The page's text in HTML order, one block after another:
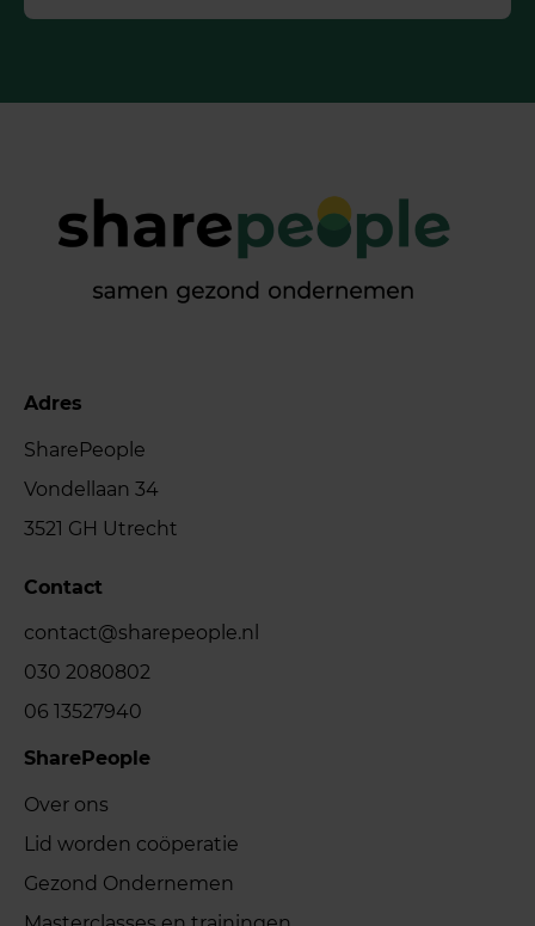
Adres
SharePeople
Vondellaan 34
3521 GH Utrecht
Contact
contact@sharepeople.nl
030 2080802
06 13527940
SharePeople
Over ons
Lid worden coöperatie
Gezond Ondernemen